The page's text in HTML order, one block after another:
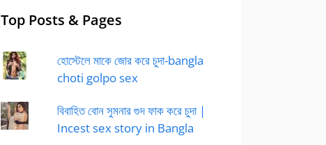
Top Posts & Pages
হোস্টেলে মাকে জোর করে চুদা-bangla
choti golpo sex
বিবাহিত বোন সুমনার গুদ ফাক করে চুদা |
Incest sex story in Bangla